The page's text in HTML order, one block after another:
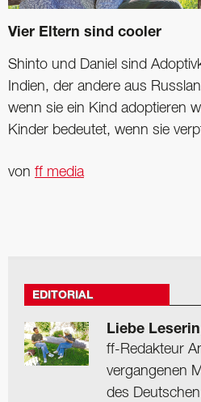
Vier Eltern sind cooler
Shinto und Daniel sind
Indien, der andere aus
wenn sie ein Kind adoptieren
Kinder bedeutet, wenn sie
von ff media
EDITORIAL
Liebe
ff-Redakteur
vergangenen
des